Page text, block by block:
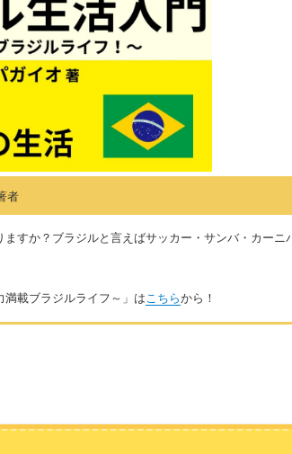
者
ますか？ブラジルと言えばサッカー・サンバ・カー
載ブラジルライフ～」は こちらから！
な感じ？
あるかもしれませんよ？